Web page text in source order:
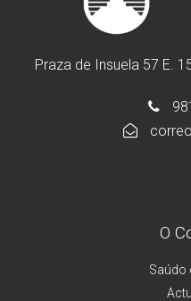
Praza de Insuela 57 E.
O
Saúdo